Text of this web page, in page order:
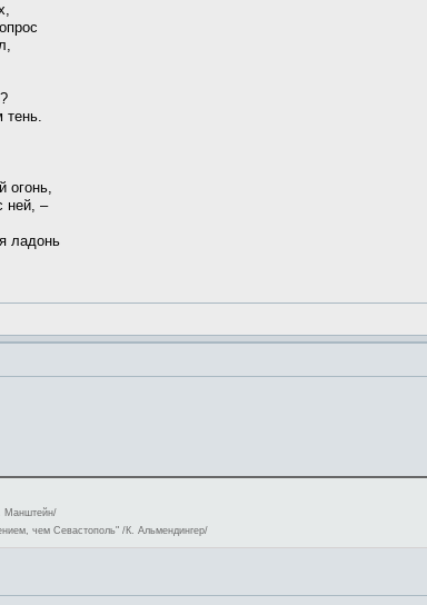
тень.
огонь,
ней, –
ладонь
Манштейн/
чем Севастополь" /К. Альмендингер/